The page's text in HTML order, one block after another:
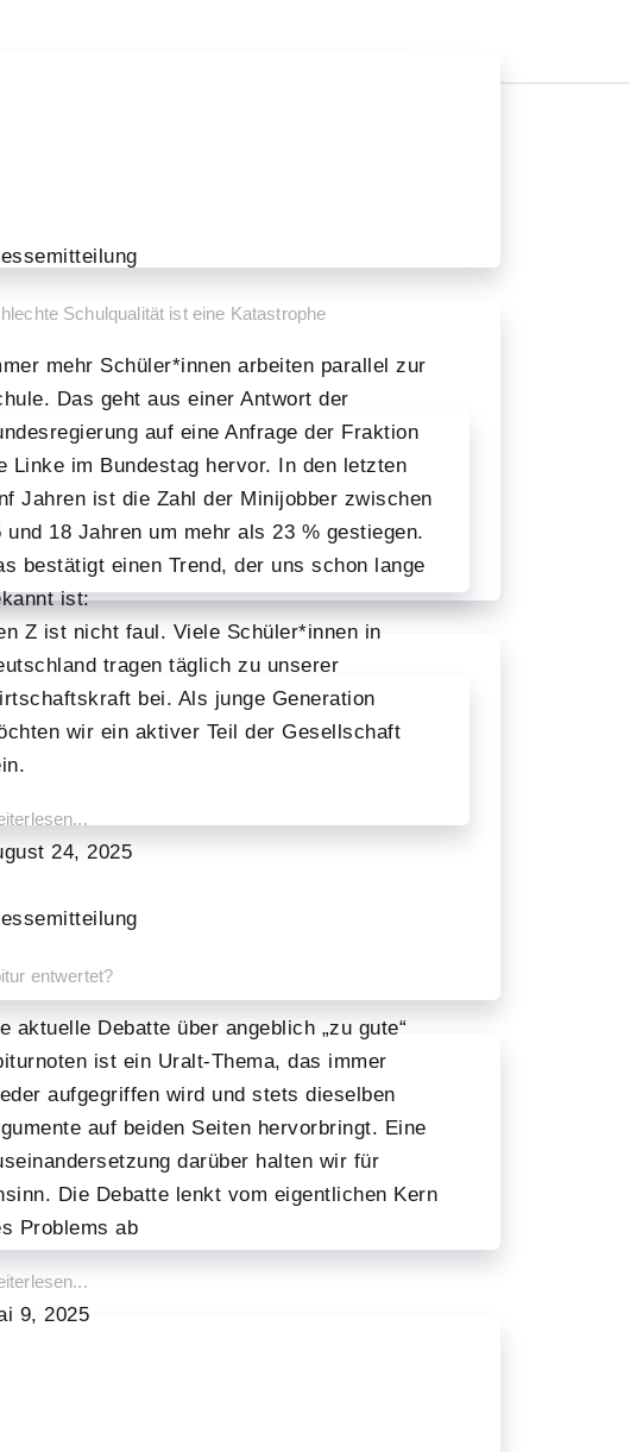
Schulqualität ist eine Katastrophe
mehr Schüler*innen arbeiten parallel zur
Das geht aus einer Antwort der
auf eine Anfrage der Fraktion
Linke im Bundestag hervor. In den letzten
Jahren ist die Zahl der Minijobber zwischen
und 18 Jahren um mehr als 23 % gestiegen.
bestätigt einen Trend, der uns schon lange
ist:
Z ist nicht faul. Viele Schüler*innen in
tragen täglich zu unserer
bei. Als junge Generation
wir ein aktiver Teil der Gesellschaft
24, 2025
entwertet?
aktuelle Debatte über angeblich „zu gute“
ist ein Uralt-Thema, das immer
aufgegriffen wird und stets dieselben
auf beiden Seiten hervorbringt. Eine
darüber halten wir für
Die Debatte lenkt vom eigentlichen Kern
Problems ab
9, 2025